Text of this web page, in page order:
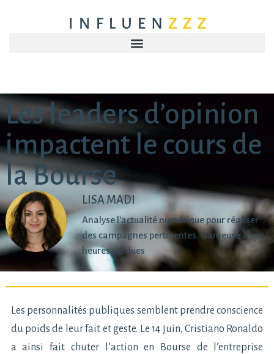
Les leaders d’opinion
impactent le cours de
la Bourse
LISA MADI
Analyse l'actualité numérique pour réaliser
des campagnes pertinentes. Gameuse à ses
heures perdues
Les personnalités publiques semblent prendre conscience
du poids de leur fait et geste. Le 14 juin, Cristiano Ronaldo
a ainsi fait chuter l’action en Bourse de l’entreprise